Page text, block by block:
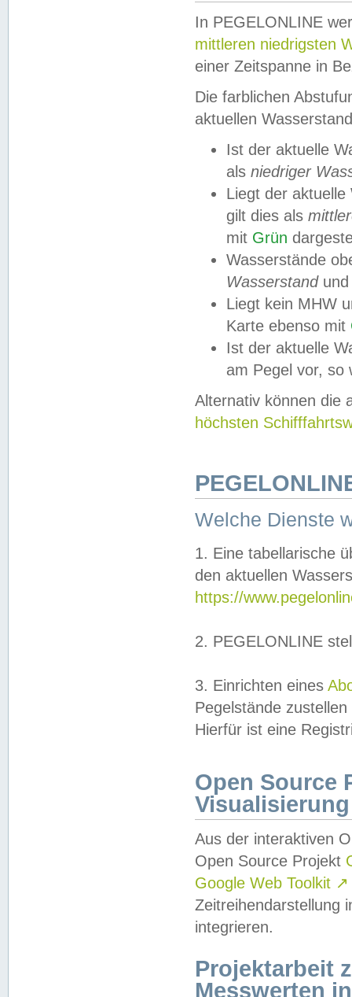
In PEGELONLINE
mittleren niedrigsten
einer Zeitspanne in
Die farblichen
aktuellen
Ist der aktuelle
als niedriger
Liegt der
gilt dies als
mit Grün
Wasserstände
Wasserstandund
Liegt kein MHW
Karte ebenso mit
Ist der aktuelle
am Pegel vor,
Alternativ können die
höchsten
Welche Dienste
1. Eine tabellarische
den aktuellen
https://
2. PEGELONLINE
3. Einrichten eines
Pegelstände
Hierfür ist eine
Open Source
Visualisierung
Aus der interaktiven
Open Source Projekt
Google Web Toolkit ↗
Zeitreihendarstellung
integrieren.
Projektarbeit
Messwerten